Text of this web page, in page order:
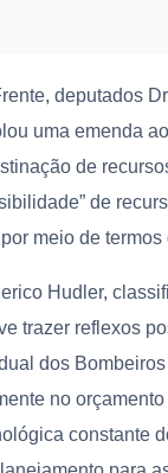
deputados
uma emenda
de
de
meio de
Hudler,
trazer reflexos
dos
no
constante